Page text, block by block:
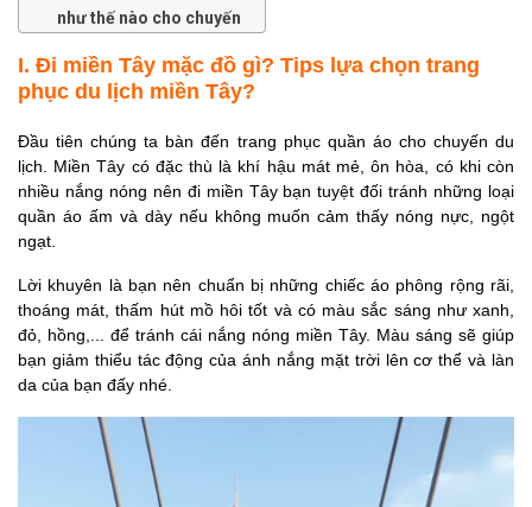
như thế nào cho chuyến
Tây sông nước?
gì? Cần chuẩn bị những
tư trang nào khác cho
chuyến du lịch?
I. Đi miền Tây mặc đồ gì? Tips lựa chọn trang
phục du lịch miền Tây?
Đầu tiên chúng ta bàn đến trang phục quần áo cho chuyến du
lịch. Miền Tây có đặc thù là khí hậu mát mẻ, ôn hòa, có khi còn
nhiều nắng nóng nên đi miền Tây bạn tuyệt đối tránh những loại
quần áo ấm và dày nếu không muốn cảm thấy nóng nực, ngột
ngạt.
Lời khuyên là bạn nên chuẩn bị những chiếc áo phông rộng rãi,
thoáng mát, thấm hút mồ hôi tốt và có màu sắc sáng như xanh,
đỏ, hồng,... để tránh cái nắng nóng miền Tây. Màu sáng sẽ giúp
bạn giảm thiểu tác động của ánh nắng mặt trời lên cơ thể và làn
da của bạn đấy nhé.